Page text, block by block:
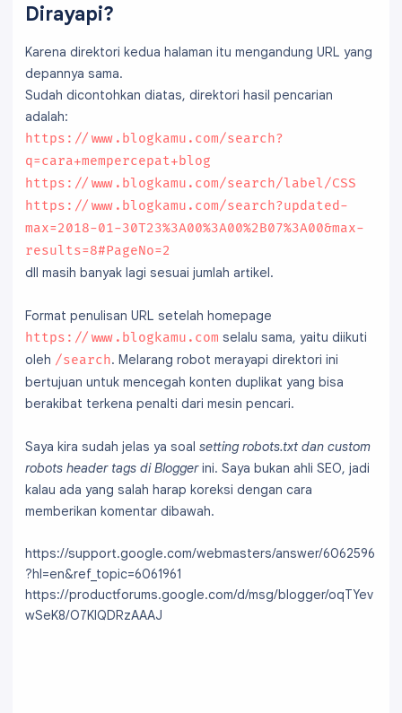
Dirayapi?
Karena direktori kedua halaman itu mengandung URL yang
depannya sama.
Sudah dicontohkan diatas, direktori hasil pencarian
adalah:
https://www.blogkamu.com/search?
q=cara+mempercepat+blog
https://www.blogkamu.com/search/label/CSS
https://www.blogkamu.com/search?updated-
max=2018-01-30T23%3A00%3A00%2B07%3A00&max-
results=8#PageNo=2
dll masih banyak lagi sesuai jumlah artikel.
Format penulisan URL setelah homepage
https://www.blogkamu.com selalu sama, yaitu diikuti
oleh /search. Melarang robot merayapi direktori ini
bertujuan untuk mencegah konten duplikat yang bisa
berakibat terkena penalti dari mesin pencari.
Saya kira sudah jelas ya soal setting robots.txt dan custom
robots header tags di Bloggerini. Saya bukan ahli SEO, jadi
kalau ada yang salah harap koreksi dengan cara
memberikan komentar dibawah.
https://support.google.com/webmasters/answer/6062596
?hl=en&ref_topic=6061961
https://productforums.google.com/d/msg/blogger/oqTYev
wSeK8/O7KIQDRzAAAJ